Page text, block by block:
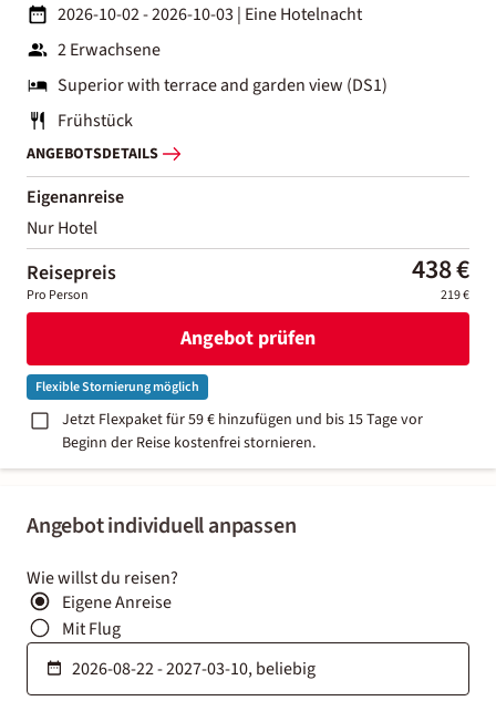
Angebot individuell anpassen
Wie willst du reisen?
Eigene Anreise
Mit Flug
2026-10-02 - 2026-10-03 | Eine Hotelnacht
2 Erwachsene
Superior with terrace and garden view (DS1)
Frühstück
ANGEBOTSDETAILS
Eigenanreise
Nur Hotel
Reisepreis 438 €
Pro Person 219 €
Angebot prüfen
Flexible Stornierung möglich
Jetzt Flexpaket für 59 € hinzufügen und bis 15 Tage vor
Beginn der Reise kostenfrei stornieren.